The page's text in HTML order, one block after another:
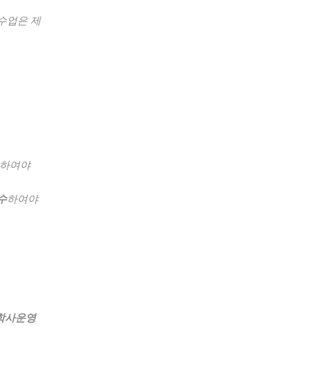
업은 제
여야
하여야
사운영